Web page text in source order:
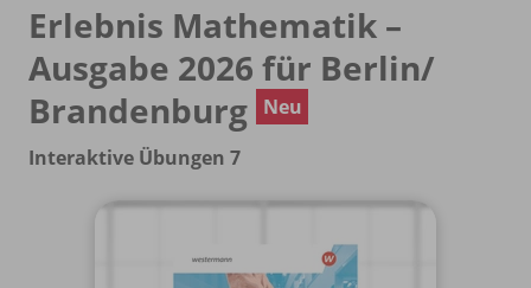
Erlebnis Mathematik –
Ausgabe 2026 für Berlin/
Brandenburg
Neu
Interaktive Übungen 7